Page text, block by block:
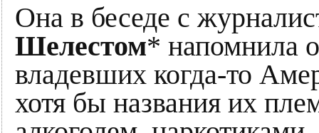
Она в беседе с
Шелестом* напомнила
владевших когда-то
хотя бы названия их